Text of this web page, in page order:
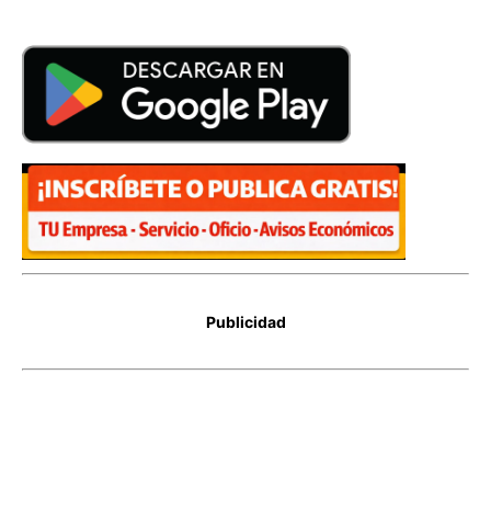
Publicidad